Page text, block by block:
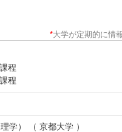
*大学が定期的に情
程
程
学） （ 京都大学 ）